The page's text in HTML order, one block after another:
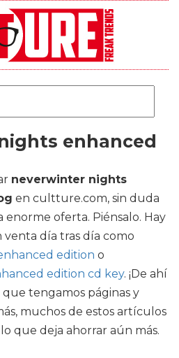
enhanced
neverwinter nights
en cultture.com, sin duda
oferta. Piénsalo. Hay
día tras día como
edition o
edition cd key. ¡De ahí
tengamos páginas y
muchos de estos artículos
que deja ahorrar aún más.